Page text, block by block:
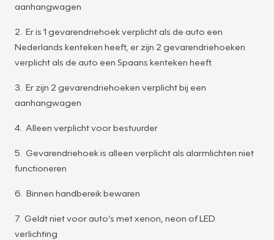
aanhangwagen
2. Er is 1 gevarendriehoek verplicht als de auto een
Nederlands kenteken heeft, er zijn 2 gevarendriehoeken
verplicht als de auto een Spaans kenteken heeft.
3. Er zijn 2 gevarendriehoeken verplicht bij een
aanhangwagen
4. Alleen verplicht voor bestuurder
5. Gevarendriehoek is alleen verplicht als alarmlichten niet
functioneren
6. Binnen handbereik bewaren
7. Geldt niet voor auto’s met xenon, neon of LED
verlichting